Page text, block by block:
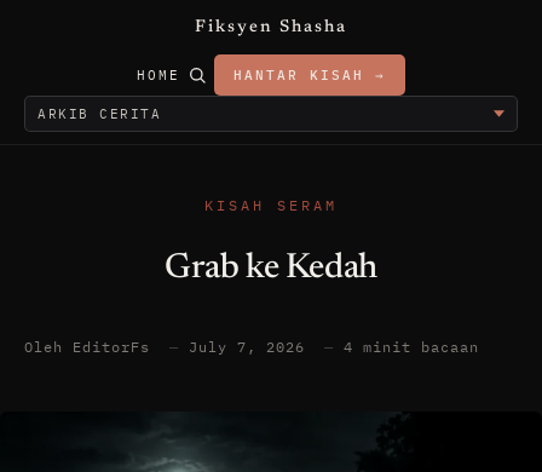
Fiksyen Shasha
HOME HANTAR KISAH →
KISAH SERAM
Grab ke Kedah
Oleh EditorFs — July 7, 2026 — 4 minit bacaan